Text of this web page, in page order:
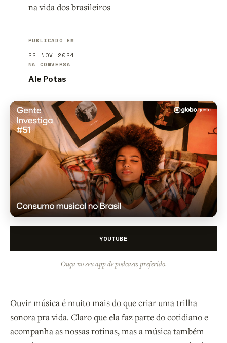
na vida dos brasileiros
PUBLICADO EM
22 NOV 2024
NA CONVERSA
Ale Potas
YOUTUBE
Ouça no seu app de podcasts preferido.
Ouvir música é muito mais do que criar uma trilha
sonora pra vida. Claro que ela faz parte do cotidiano e
acompanha as nossas rotinas, mas a música também